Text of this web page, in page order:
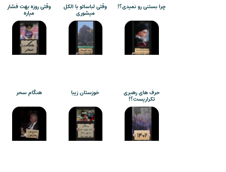
چرا بستنی رو نمیدی؟! وقتی لباساتو با الکل
میشوری
وقتی روزه بهت فشار
میاره
حرف های رهبری
تکراریست؟!
خوزستان زیبا هنگام سحر